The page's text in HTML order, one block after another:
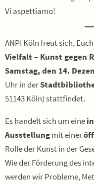
Vi aspettiamo!
ANPI Köln freut sich,
Vielfalt – Kunst gegen
Samstag, den 14.
Uhr in der
51143 Köln) stattfindet.
Es handelt sich um eine
Ausstellungmit einer
Rolle der Kunst in der
Wie der Förderung des
werden wir Probleme,